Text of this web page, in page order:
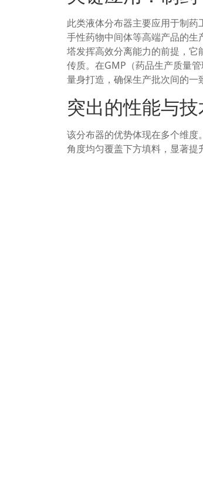
此类液体分布器主要应用于制药
手性药物中间体等高端产品的
塔发挥高效分离能力的前提，
传质。在GMP（药品生产质量
量身打造，确保生产批次间的一
突出的性能与
该分布器的优势体现在多个维
角度均匀覆盖下方填料，显著